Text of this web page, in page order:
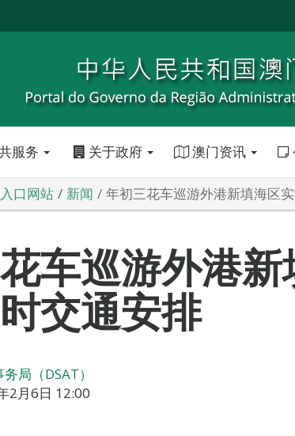
服务 关于政府 澳门资讯
口网站 新闻 年初三花车巡游外港新填海区
车巡游外港
交通安排
局（DSAT）
2月6日 12:00